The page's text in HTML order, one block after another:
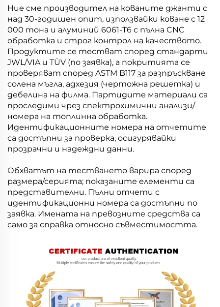
Ние сме производител на кованите джанти с
над 30-годишен опит, използвайки коване с 12
000 тона и алуминий 6061-T6 с пълна CNC
обработка и строг контрол на качеството.
Продуктите се тестват според стандарти
JWL/VIA и TÜV (по заявка), а покритията се
проверяват според ASTM B117 за разпръскване
солена мъгла, адхезия (чертожна решетка) и
дебелина на филма. Партидите материали са
проследими чрез спектрохимични анализи/
номера на топлинна обработка.
Идентификационните номера на отчетите
са достъпни за проверка, осигурявайки
прозрачни и надеждни данни.
Обхватът на тестването варира според
размера/серията; показаните елементи са
представителни. Пълни отчети с
идентификационни номера са достъпни по
заявка. Имената на превозните средства са
само за справка относно съвместимостта.